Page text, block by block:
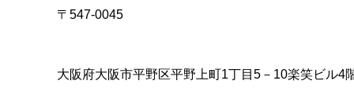
〒547-0045
大阪府大阪市平野区平野上町1丁目5－10楽笑ビル4